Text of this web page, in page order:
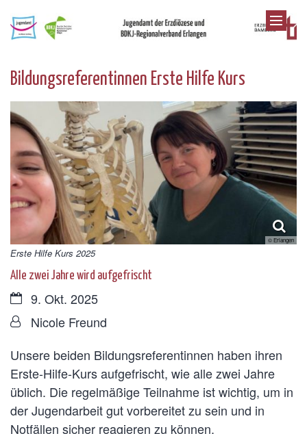
Bildungsreferentinnen Erste Hilfe Kurs
© Erlangen
Erste Hilfe Kurs 2025
Alle zwei Jahre wird aufgefrischt
Datum:9. Okt. 2025
Von:Nicole Freund
Unsere beiden Bildungsreferentinnen haben ihren
Erste-Hilfe-Kurs aufgefrischt, wie alle zwei Jahre
üblich. Die regelmäßige Teilnahme ist wichtig, um in
der Jugendarbeit gut vorbereitet zu sein und in
Notfällen sicher reagieren zu können.